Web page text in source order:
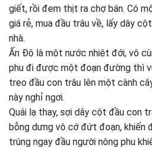
giết, rồi đem thịt ra chợ bán. Có
giá rẻ, mua đầu trâu về, lấy dây
nhà.
Ấn Độ là một nước nhiệt đới, vô
phu đi được một đoạn đường thì
treo đầu con trâu lên một cành
này nghỉ ngơi.
Quái lạ thay, sợi dây cột đầu con
bỗng dưng vô cớ đứt đoạn, khiến
trúng ngay đầu người nông phu